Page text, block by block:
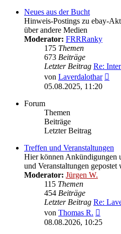
Neues aus der Bucht
Hinweis-Postings zu ebay-
über andere Medien
Moderator: FRRRanky
175 Themen
673 Beiträge
Letzter Beitrag Re:
von Laverdalothar
05.08.2025, 11:20
Forum
Themen
Beiträge
Letzter Beitrag
Treffen und Veranstaltungen
Hier können Ankündigungen
und Veranstaltungen gepostet
Moderator: Jürgen W.
115 Themen
454 Beiträge
Letzter Beitrag Re:
von Thomas R.
Beitrag
08.08.2026, 10:25